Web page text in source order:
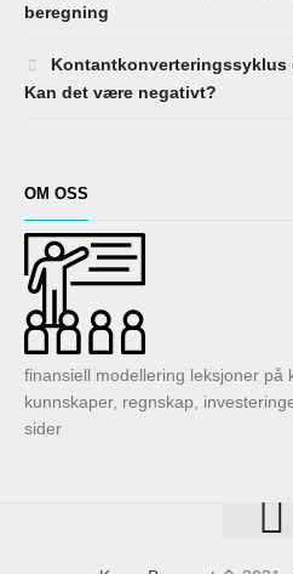
beregning
Kontantkonverteringssyklus
Kan det være negativt?
OM OSS
finansiell modellering leksjoner på
kunnskaper, regnskap,
sider